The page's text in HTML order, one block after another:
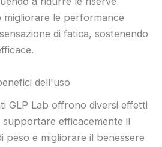
le performance
di fatica, sostenendo
dell'uso
GLP Lab offrono diversi effetti
efficacemente il
peso e migliorare il benessere